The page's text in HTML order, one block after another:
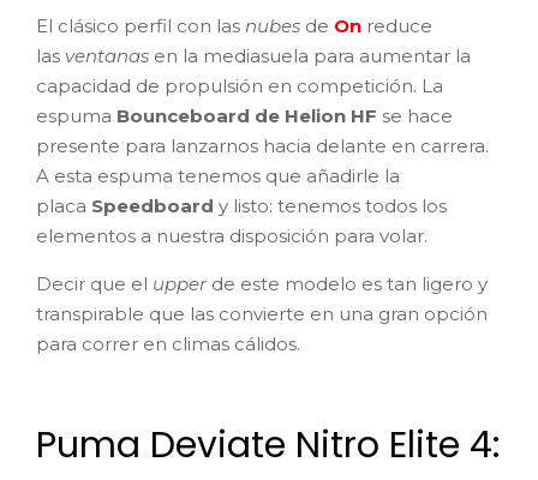
El clásico perfil con las nubes de On reduce
las ventanas en la mediasuela para aumentar la
capacidad de propulsión en competición. La
espuma Bounceboard de Helion HF se hace
presente para lanzarnos hacia delante en carrera.
A esta espuma tenemos que añadirle la
placa Speedboard y listo: tenemos todos los
elementos a nuestra disposición para volar.
Decir que el upper de este modelo es tan ligero y
transpirable que las convierte en una gran opción
para correr en climas cálidos.
Puma Deviate Nitro Elite 4: